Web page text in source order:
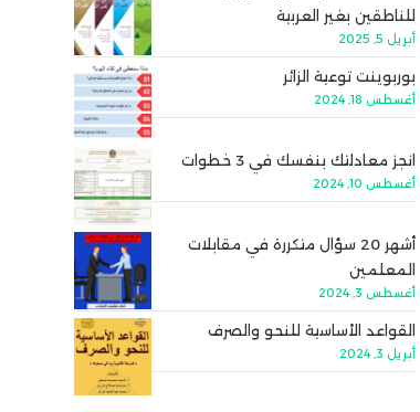
للناطقين بغير العربية
أبريل 5, 2025
بوربوينت توعية الزائر
أغسطس 18, 2024
انجز معادلتك بنفسك في 3 خطوات
أغسطس 10, 2024
أشهر 20 سؤال متكررة في مقابلات
المعلمين
أغسطس 3, 2024
القواعد الأساسية للنحو والصرف
أبريل 3, 2024